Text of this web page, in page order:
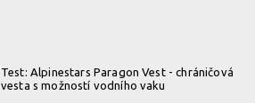
Test: Alpinestars Paragon Vest - chráničová
vesta s možností vodního vaku